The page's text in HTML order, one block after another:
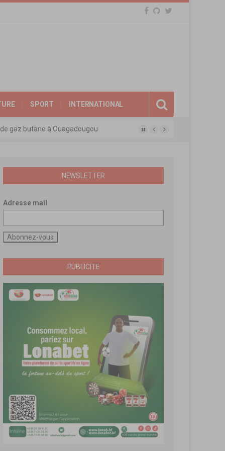
SPORT INTERNATIONAL
gaz butane à Ouagadougou
révolutionnaires
NEWSLETTER
Adresse mail
PUBLICITE